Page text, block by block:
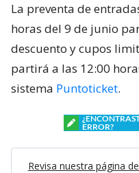
La preventa de
horas del 9 de junio
descuento y cupos
partirá a las 12:00
sistema Puntoticket.
ERROR?
Revisa nuestra página